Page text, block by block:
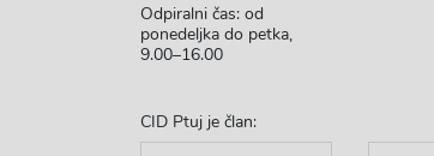
Odpiralni čas: od
ponedeljka do petka,
9.00–16.00
CID Ptuj je član: